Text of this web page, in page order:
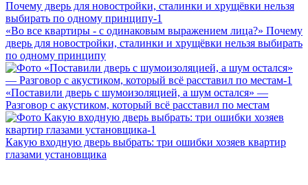
«Во все квартиры - с одинаковым выражением лица?» Почему
дверь для новостройки, сталинки и хрущёвки нельзя выбирать
по одному принципу
«Поставили дверь с шумоизоляцией, а шум остался» —
Разговор с акустиком, который всё расставил по местам
Какую входную дверь выбрать: три ошибки хозяев квартир
глазами установщика